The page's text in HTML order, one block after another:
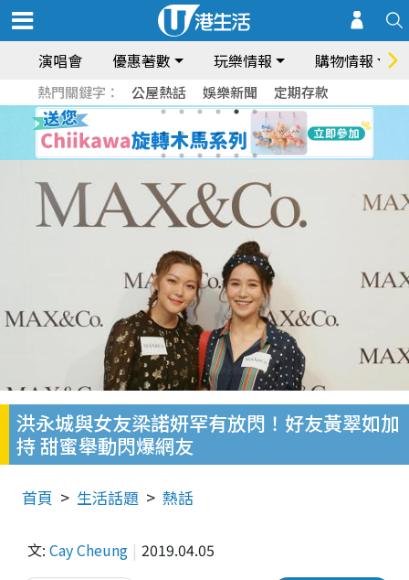
演唱會 優惠著數 玩樂情報 購物情報
熱門關鍵字： 公屋熱話 娛樂新聞 定期存款
洪永城與女友梁諾妍罕有放閃！好友黃翠如加
持 甜蜜舉動閃爆網友
首頁 生活話題 熱話
文: Cay Cheung 2019.04.05